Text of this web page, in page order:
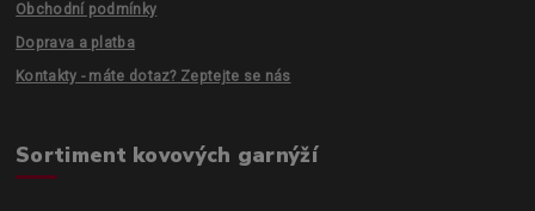
Obchodní podmínky
Doprava a platba
Kontakty - máte dotaz? Zeptejte se nás
Sortiment kovových garnýží